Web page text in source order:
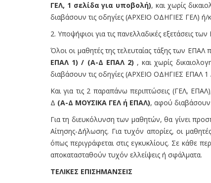
ΓΕΛ, 1 σελίδα για υποβολή), και χωρίς
διαβάσουν τις οδηγίες (ΑΡΧΕΙΟ ΟΔΗΓΙΕΣ ΓΕΛ) ή/
2. Υποψήφιοι για τις πανελλαδικές εξετάσεις
Όλοι οι μαθητές της τελευταίας τάξης των
ΕΠΑΛ 1) / (Α-Δ ΕΠΑΛ 2) , και χωρίς
διαβάσουν τις οδηγίες (ΑΡΧΕΙΟ ΟΔΗΓΙΕΣ ΕΠΑΛ 1
Και για τις 2 παραπάνω περιπτώσεις (ΓΕΛ,
Δ (Α-Δ ΜΟΥΣΙΚΑ ΓΕΛ ή ΕΠΑΛ), αφού
Για τη διευκόλυνση των μαθητών, θα γίνει
Αίτησης-Δήλωσης. Για τυχόν απορίες, οι
όπως περιγράφεται στις εγκυκλίους. Σε κάθε
αποκατασταθούν τυχόν ελλείψεις ή σφάλματα.
ΤΕΛΙΚΕΣ ΕΠΙΣΗΜΑΝΣΕΙΣ